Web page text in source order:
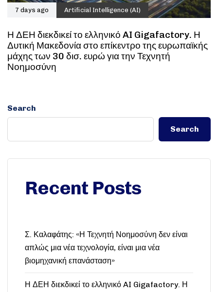
7 days ago Artificial Intelligence (AI)
Η ΔΕΗ διεκδικεί το ελληνικό AI Gigafactory. Η
Δυτική Μακεδονία στο επίκεντρο της ευρωπαϊκής
μάχης των 30 δισ. ευρώ για την Τεχνητή
Νοημοσύνη
Search
Search
Recent Posts
Σ. Καλαφάτης: «Η Τεχνητή Νοημοσύνη δεν είναι
απλώς μια νέα τεχνολογία, είναι μια νέα
βιομηχανική επανάσταση»
Η ΔΕΗ διεκδικεί το ελληνικό AI Gigafactory. Η